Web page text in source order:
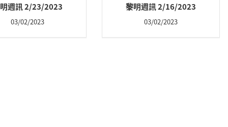
週訊 2/23/2023
03/02/2023
黎明週訊 2/16/2023
03/02/2023